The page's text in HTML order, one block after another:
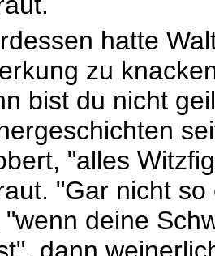
hatte
zu
bist du nicht
"alles
"Gar nicht
"wenn deine